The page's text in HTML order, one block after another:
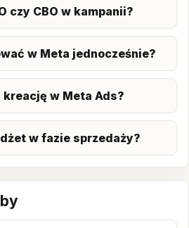
czy CBO w kampanii?
w Meta jednocześnie?
kreację w Meta Ads?
w fazie sprzedaży?